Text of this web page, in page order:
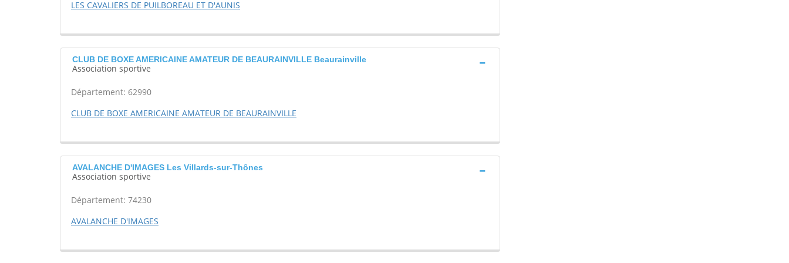
LES CAVALIERS DE PUILBOREAU ET D'AUNIS
CLUB DE BOXE AMERICAINE AMATEUR DE BEAURAINVILLE Beaurainville
Association sportive
Département: 62990
CLUB DE BOXE AMERICAINE AMATEUR DE BEAURAINVILLE
AVALANCHE D'IMAGES Les Villards-sur-Thônes
Association sportive
Département: 74230
AVALANCHE D'IMAGES